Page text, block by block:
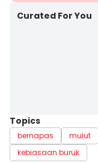
Curated For You
Topics
bernapas mulut
kebiasaan buruk